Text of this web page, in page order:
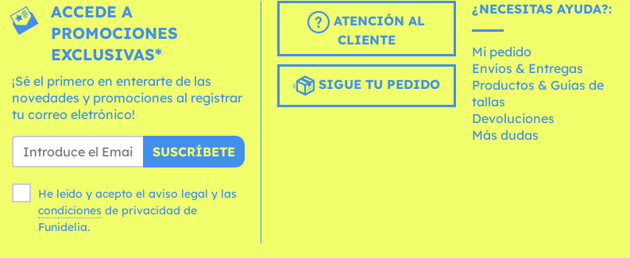
ACCEDE A
PROMOCIONES
EXCLUSIVAS*
¡Sé el primero en enterarte de las
novedades y promociones al registrar
tu correo eletrónico!
SUSCRÍBETE
He leído y acepto el aviso legal y las
condiciones
Funidelia.
ATENCIÓN AL
CLIENTE
SIGUE TU PEDIDO
¿NECESITAS AYUDA?:
Mi pedido
Envíos & Entregas
Productos & Guías de
tallas
Devoluciones
Más dudas